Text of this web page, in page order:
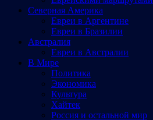
Северная Америка
Евреи в Аргентине
Евреи в Бразилии
Австралия
Евреи в Австралии
В Мире
Политика
Экономика
Культура
Хайтек
Россия и остальной мир